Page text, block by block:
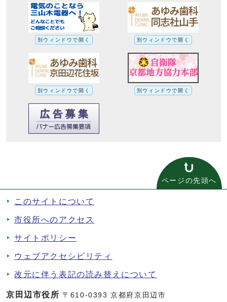
別ウィンドウで開く 別ウィンドウで開く
別ウィンドウで開く 別ウィンドウで開く
ページの先頭へ
このサイトについて
市役所へのアクセス
サイトポリシー
ウェブアクセシビリティ
改元に伴う表記の読み替えについて
京田辺市役所 〒610-0393 京都府京田辺市